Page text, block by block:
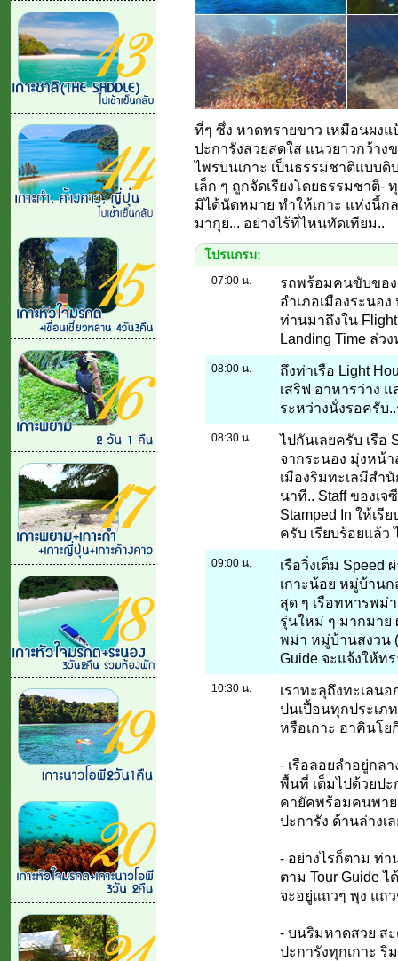
ที่ๆ ซึ่ง หาดทรายขาว เหมือนผง
ปะการังสวยสดใส แนวยาวกว้าง
ไพรบนเกาะ เป็นธรรมชาติแบบ
เล็ก ๆ ถูกจัดเรียงโดยธรรมชาติ-
มิได้นัดหมาย ทำให้เกาะ แห่งนี้ก
มากุย... อย่างไร้ที่ไหนทัดเทียม..
โปรแกรม:
07:00 น.
รถพร้อมคนขับของ
อำเภอเมืองระนอ
ท่านมาถึงใน Flight
Landing Time ล่ว
08:00 น.
ถึงท่าเรือ Light
เสริฟ อาหารว่าง
ระหว่างนั่งรอครับ
08:30 น.
ไปกันเลยครับ เรือ
จากระนอง มุ่งหน้
เมืองริมทะเลมีสำ
นาที.. Staff ของเจ
Stamped In ให้เรี
ครับ เรียบร้อยแล้ว
09:00 น.
เรือวิ่งเต็ม Speed
เกาะน้อย หมู่บ้านก
สุด ๆ เรือทหารพม่
รุ่นใหม่ ๆ มากมาย
พม่า หมู่บ้านสงวน
Guide จะแจ้งให้ท
10:30 น.
เราทะลุถึงทะเลน
ปนเปื้อนทุกประเภ
หรือเกาะ ฮาคินโย
- เรือลอยลำอยู่กล
พื้นที่ เต็มไปด้วยปะ
คายัคพร้อมคนพา
ปะการัง ด้านล่างเ
- อย่างไรก็ตาม ท่า
ตาม Tour Guide
จะอยู่แถวๆ พุง แถ
- บนริมหาดสวย ส
ปะการังทุกเกาะ ริ